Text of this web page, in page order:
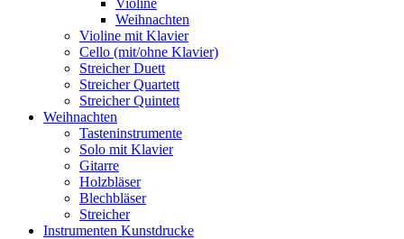
Violine
Weihnachten
Violine mit Klavier
Cello (mit/ohne Klavier)
Streicher Duett
Streicher Quartett
Streicher Quintett
Weihnachten
Tasteninstrumente
Solo mit Klavier
Gitarre
Holzbläser
Blechbläser
Streicher
Instrumenten Kunstdrucke